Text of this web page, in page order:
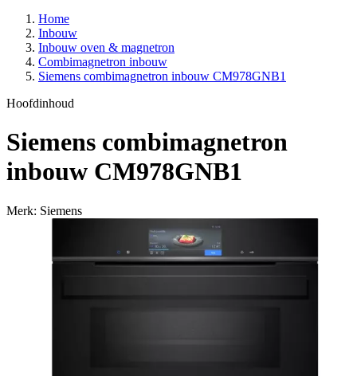
Home
Inbouw
Inbouw oven & magnetron
Combimagnetron inbouw
Siemens combimagnetron inbouw CM978GNB1
Hoofdinhoud
Siemens combimagnetron
inbouw CM978GNB1
Merk: Siemens